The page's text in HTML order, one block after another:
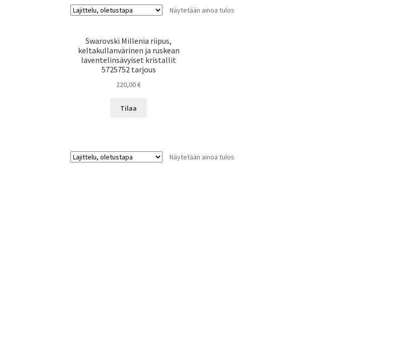
Näytetään ainoa tulos
Swarovski Millenia riipus,
keltakullanvärinen ja ruskean
laventelinsävyiset kristallit
5725752 tarjous
220,00€
Tilaa
Näytetään ainoa tulos